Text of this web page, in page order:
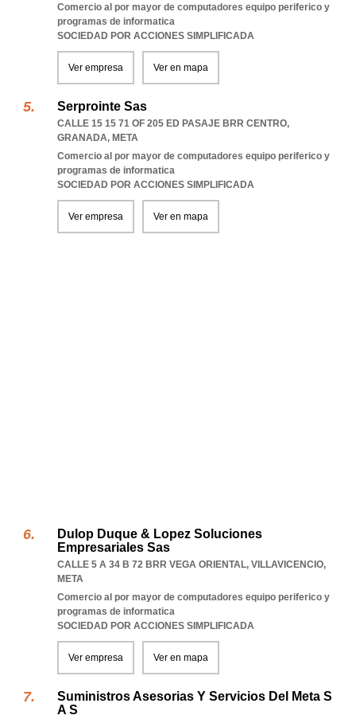
Comercio al por mayor de computadores equipo periferico y
programas de informatica
SOCIEDAD POR ACCIONES SIMPLIFICADA
Ver empresa Ver en mapa
Serprointe Sas
CALLE 15 15 71 OF 205 ED PASAJE BRR CENTRO,
GRANADA, META
Comercio al por mayor de computadores equipo periferico y
programas de informatica
SOCIEDAD POR ACCIONES SIMPLIFICADA
Ver empresa Ver en mapa
Dulop Duque & Lopez Soluciones
Empresariales Sas
CALLE 5 A 34 B 72 BRR VEGA ORIENTAL, VILLAVICENCIO,
META
Comercio al por mayor de computadores equipo periferico y
programas de informatica
SOCIEDAD POR ACCIONES SIMPLIFICADA
Ver empresa Ver en mapa
Suministros Asesorias Y Servicios Del Meta S
A S